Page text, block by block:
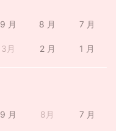
9 月 8 月 7 月
3月 2 月 1 月
9 月 8月 7 月